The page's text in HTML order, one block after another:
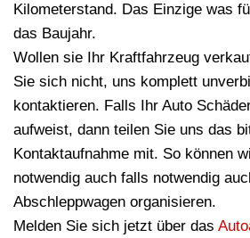
Kilometerstand. Das Einzige was
das Baujahr.
Wollen sie Ihr Kraftfahrzeug
Sie sich nicht, uns komplett
kontaktieren. Falls Ihr Auto
aufweist, dann teilen Sie uns das
Kontaktaufnahme mit. So können
notwendig auch falls notwendig
Abschleppwagen organisieren.
Melden Sie sich jetzt über das